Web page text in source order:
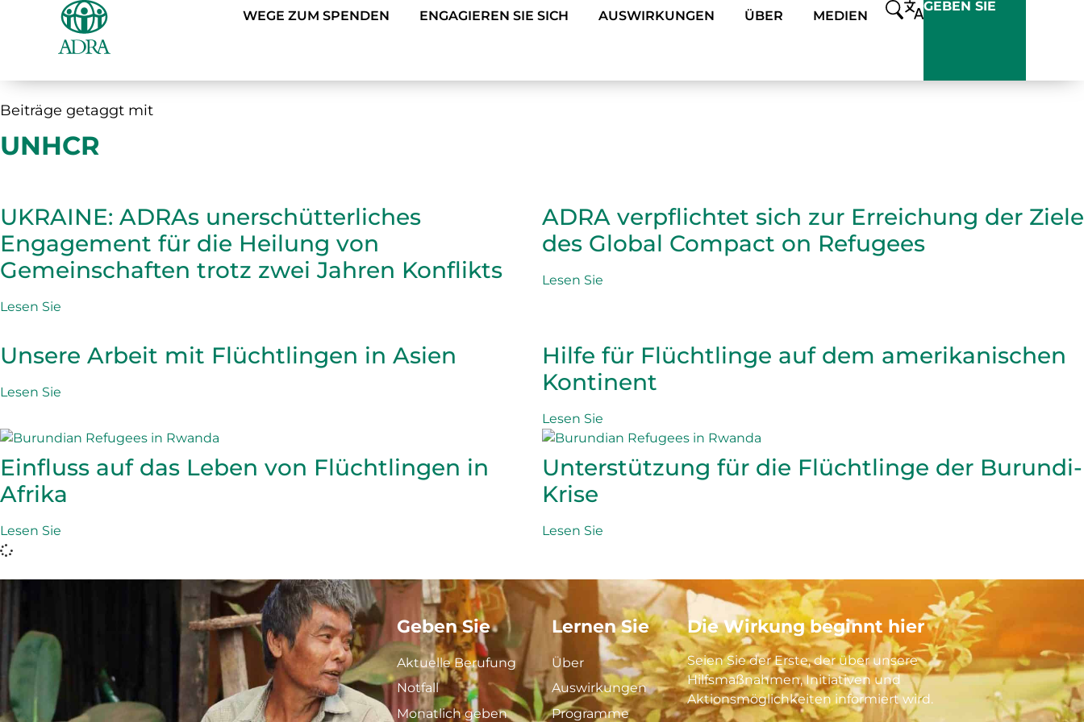
WEGE ZUM SPENDEN ENGAGIEREN SIE SICH AUSWIRKUNGEN ÜBER MEDIEN
GEBEN SIE
Beiträge getaggt mit
UNHCR
UKRAINE: ADRAs unerschütterliches
Engagement für die Heilung von
Gemeinschaften trotz zwei Jahren Konflikts
Lesen Sie
ADRA verpflichtet sich zur Erreichung der Ziele
des Global Compact on Refugees
Lesen Sie
Unsere Arbeit mit Flüchtlingen in Asien
Lesen Sie
Hilfe für Flüchtlinge auf dem amerikanischen
Kontinent
Lesen Sie
Einfluss auf das Leben von Flüchtlingen in
Afrika
Lesen Sie
Unterstützung für die Flüchtlinge der Burundi-
Krise
Lesen Sie
Geben Sie
Aktuelle Berufung
Notfall
Monatlich geben
Lernen Sie
Über
Auswirkungen
Programme
Die Wirkung beginnt hier
Seien Sie der Erste, der über unsere
Hilfsmaßnahmen, Initiativen und
Aktionsmöglichkeiten informiert wird.